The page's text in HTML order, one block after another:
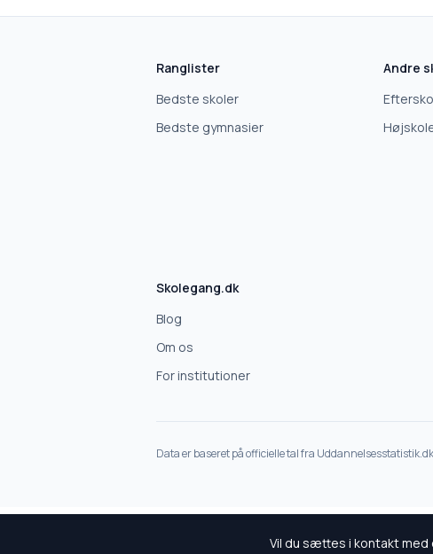
Ranglister
Bedste skoler
Bedste gymnasier
Andre
Skolegang.dk
Blog
Om os
For institutioner
Data er baseret på officielle tal fra
Vil du sættes i kontakt